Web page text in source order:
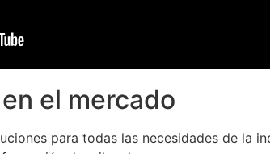
el mercado
para todas las necesidades de la